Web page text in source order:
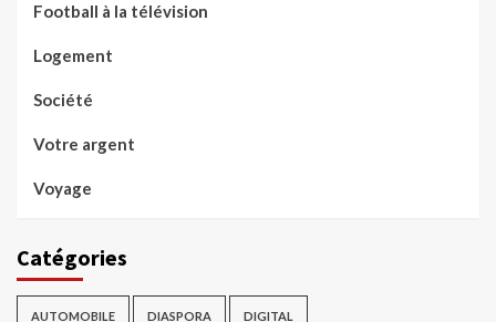
Football à la télévision
Logement
Société
Votre argent
Voyage
Catégories
AUTOMOBILE DIASPORA DIGITAL